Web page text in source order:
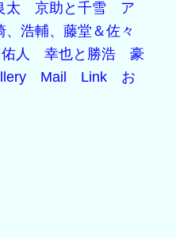
太 京助と千雪
ア
、浩輔、藤堂＆佐々
人 幸也と勝浩
豪
Mail Link
お